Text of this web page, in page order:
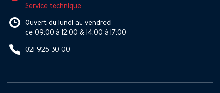
Service technique
Ouvert du lundi au vendredi
de 09:00 à 12:00 & 14:00 à 17:00
021 925 30 00